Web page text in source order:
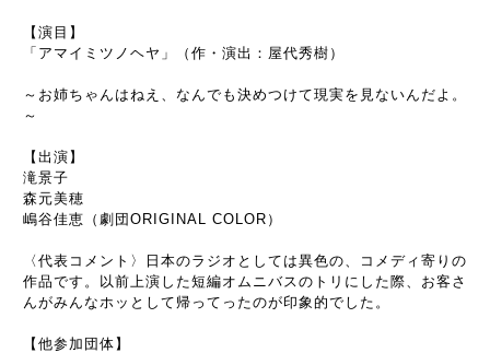
【演目】
「アマイミツノヘヤ」（作・演出：屋代秀樹）
～お姉ちゃんはねえ、なんでも決めつけて現実を見ないんだよ。
～
【出演】
滝景子
森元美穂
嶋谷佳恵（劇団ORIGINAL COLOR）
〈代表コメント〉日本のラジオとしては異色の、コメディ寄りの
作品です。以前上演した短編オムニバスのトリにした際、お客さ
んがみんなホッとして帰ってったのが印象的でした。
【他参加団体】